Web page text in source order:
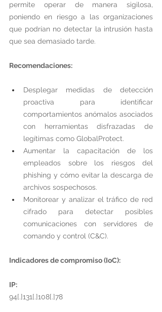
permite operar de manera sigilosa,
poniendo en riesgo a las organizaciones
que podrían no detectar la intrusión hasta
que sea demasiado tarde.
Recomendaciones:
Desplegar medidas de detección
proactiva para identificar
comportamientos anómalos asociados
con herramientas disfrazadas de
legítimas como GlobalProtect.
Aumentar la capacitación de los
empleados sobre los riesgos del
phishing y cómo evitar la descarga de
archivos sospechosos.
Monitorear y analizar el tráfico de red
cifrado para detectar posibles
comunicaciones con servidores de
comando y control (C&C).
Indicadores de compromiso (IoC):
IP:
94[.]131[.]108[.]78